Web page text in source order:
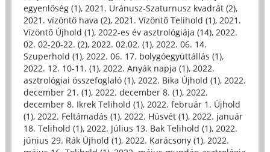
egyenlőség (1), 2021. Uránusz-Szaturnusz kvadrát (2),
2021. vízöntő hava (2), 2021. Vízöntő Telihold (1), 2021.
Vízöntő Újhold (1), 2022-es év asztrológiája (14), 2022.
02. 02-20-22. (2), 2022. 02.02. (1), 2022. 06. 14.
Szuperhold (1), 2022. 06. 17. bolygóegyüttállás (1),
2022. 12. 10-11. (1), 2022. Anyák napja (1), 2022.
asztrológiai összefoglaló (1), 2022. Bika Újhold (1), 2022.
december 21. (1), 2022. december 8. (1), 2022.
december 8. Ikrek Telihold (1), 2022. február 1. Újhold
(1), 2022. Feltámadás (1), 2022. Húsvét (1), 2022. január
18. Telihold (1), 2022. Július 13. Bak Telihold (1), 2022.
június 29. Rák Újhold (1), 2022. Karácsony (1), 2022.